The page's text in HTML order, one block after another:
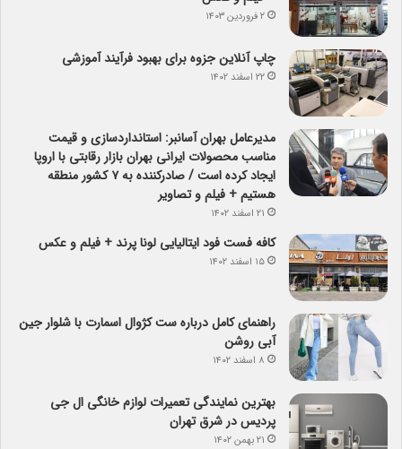
۲ فروردین ۱۴۰۳
چاپ آنلاین جزوه برای بهبود فرآیند آموزشی
۲۲ اسفند ۱۴۰۲
مدیرعامل بهران آسانبر: استانداردسازی و قیمت
مناسب محصولات ایرانی بهران بازار رقابتی با اروپا
ایجاد کرده است / صادرکننده به ۷ کشور منطقه
هستیم + فیلم و تصاویر
۲۱ اسفند ۱۴۰۲
کافه فست فود ایتالیایی لونا پرند + فیلم و عکس
۱۵ اسفند ۱۴۰۲
راهنمای کامل درباره ست کژوال اسمارت با شلوار جین
آبی روشن
۸ اسفند ۱۴۰۲
بهترین نمایندگی تعمیرات لوازم خانگی ال جی
پردیس در شرق تهران
۲۱ بهمن ۱۴۰۲